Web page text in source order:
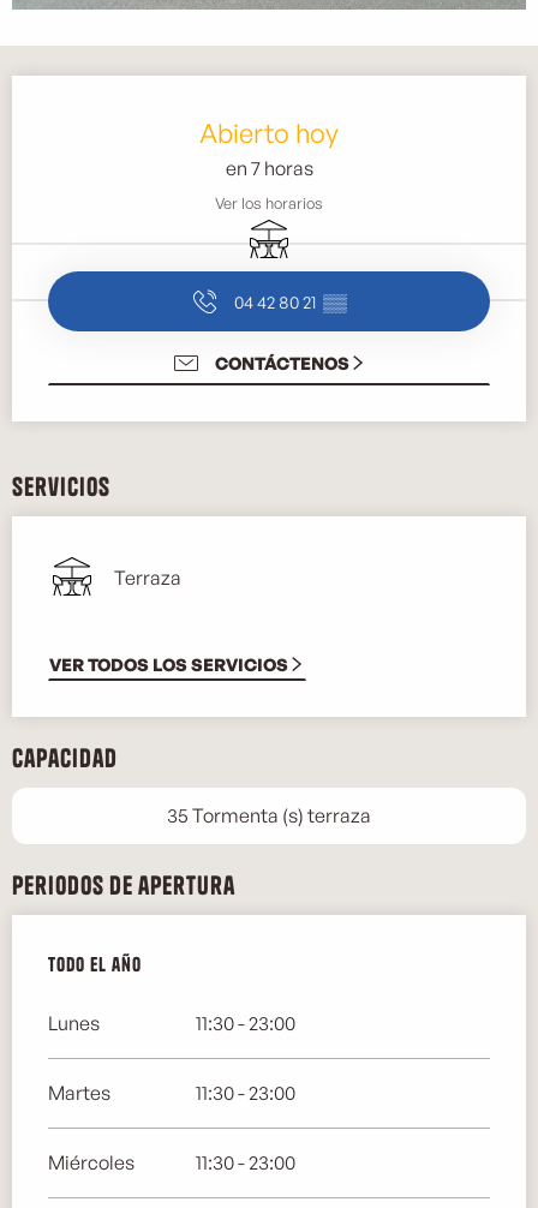
Abierto hoy
en 7 horas
Ver los horarios
Terraza
04 42 80 21 ▒▒
CONTÁCTENOS
Servicios
Terraza
VER TODOS LOS SERVICIOS
Capacidad
35 Tormenta (s) terraza
Periodos de apertura
Todo el año
Todo el año
Lunes 11:30 - 23:00
Martes 11:30 - 23:00
Miércoles 11:30 - 23:00